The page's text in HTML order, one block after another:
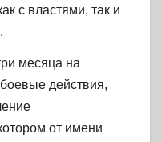
с властями, так и
месяца на
действия,
от имени